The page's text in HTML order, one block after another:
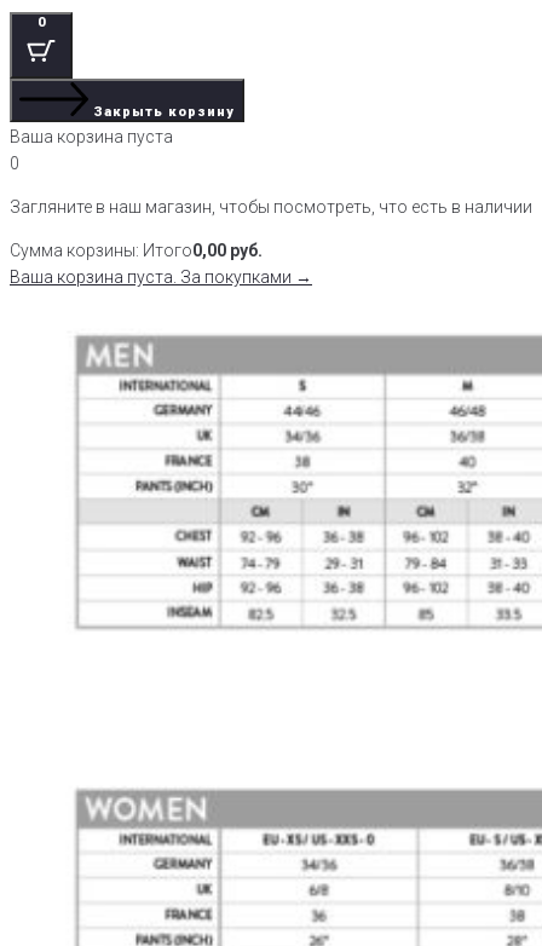
0
Закрыть корзину
Ваша корзина пуста
0
Загляните в наш магазин, чтобы посмотреть, что есть в наличии
Сумма корзины: Итого0,00 руб.
Ваша корзина пуста. За покупками →